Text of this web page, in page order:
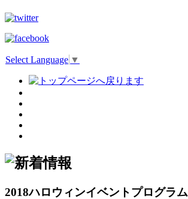
Select Language ▼
2018ハロウィンイベントプログラム